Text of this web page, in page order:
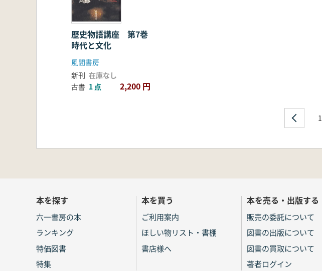
歴史物語講座 第7巻
時代と文化
風間書房
新刊 在庫なし
古書 1 点 2,200 円
1
本を探す
六一書房の本
ランキング
特価図書
特集
本を買う
ご利用案内
ほしい物リスト・書棚
書店様へ
本を売る・出版する
販売の委託について
図書の出版について
図書の買取について
著者ログイン